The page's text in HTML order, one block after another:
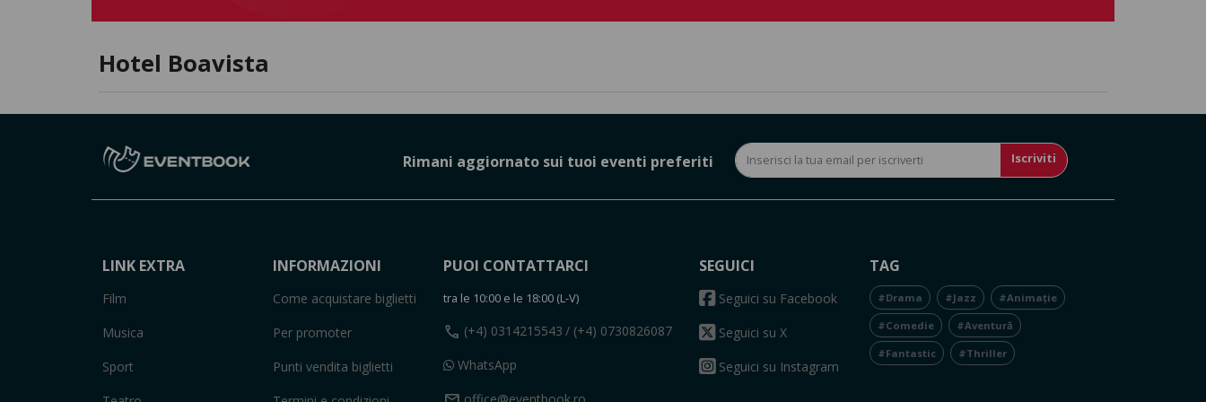
Hotel Boavista
Rimani aggiornato sui tuoi eventi preferiti Iscriviti
LINK EXTRA
Film
Musica
Sport
INFORMAZIONI
Come acquistare biglietti
Per promoter
Punti vendita biglietti
PUOI CONTATTARCI
tra le 10:00 e le 18:00 (L-V)
call (+4) 0314215543 / (+4) 0730826087
WhatsApp
office@eventbook.ro
SEGUICI
Seguici su Facebook
Seguici su X
Seguici su Instagram
TAG
#Drama #Jazz #Animație
#Comedie #Aventură
#Fantastic #Thriller